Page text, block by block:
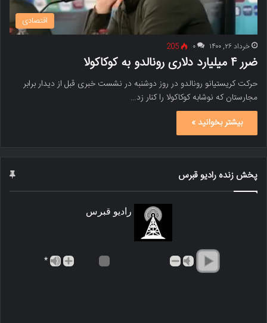
اقتصادی
خرداد ۲۶, ۱۴۰۰ ۰ 205
ضرر ۴ میلیارد دلاری رونالدو به کوکاکولا
حرکت کریستیانو رونالدو در روز دوشنبه در نشست خبری قبل از دیدار برابر
مجارستان که نوشابه کوکاکولا را کنار زد…
بیشتر بخوانید »
پخش زنده رادیو قبرس
رادیو قبرس
*